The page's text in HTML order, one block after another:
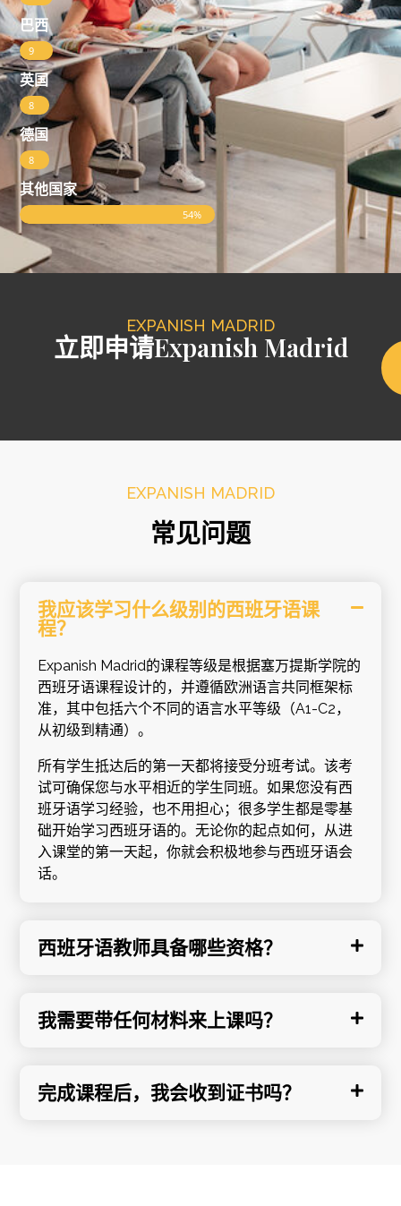
巴西
9
%
英国
8
%
德国
8
%
其他国家
54%
EXPANISH MADRID
立即申请Expanish Madrid
EXPANISH MADRID
常见问题
我应该学习什么级别的西班牙语课
程？
Expanish Madrid的课程等级是根据塞万提斯学院的
西班牙语课程设计的，并遵循欧洲语言共同框架标
准，其中包括六个不同的语言水平等级（A1-C2，
从初级到精通）。
所有学生抵达后的第一天都将接受分班考试。该考
试可确保您与水平相近的学生同班。如果您没有西
班牙语学习经验，也不用担心；很多学生都是零基
础开始学习西班牙语的。无论你的起点如何，从进
入课堂的第一天起，你就会积极地参与西班牙语会
话。
西班牙语教师具备哪些资格？
我需要带任何材料来上课吗？
完成课程后，我会收到证书吗？